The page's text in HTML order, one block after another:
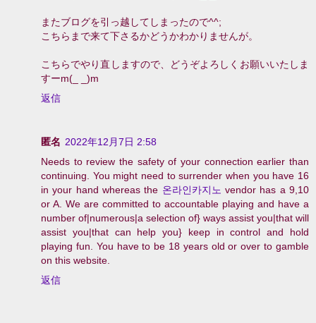
またブログを引っ越してしまったので^^;
こちらまで来て下さるかどうかわかりませんが。
こちらでやり直しますので、どうぞよろしくお願いいたしま
すーm(_ _)m
返信
匿名 2022年12月7日 2:58
Needs to review the safety of your connection earlier than
continuing. You might need to surrender when you have 16
in your hand whereas the 온라인카지노 vendor has a 9,10
or A. We are committed to accountable playing and have a
number of|numerous|a selection of} ways assist you|that will
assist you|that can help you} keep in control and hold
playing fun. You have to be 18 years old or over to gamble
on this website.
返信